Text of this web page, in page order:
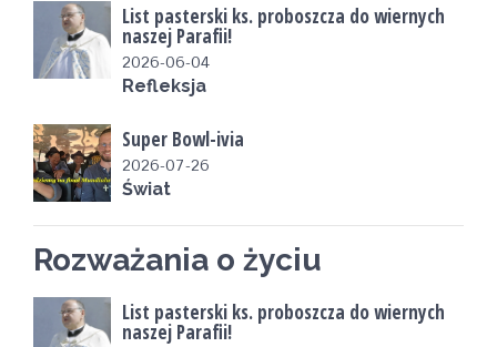
List pasterski ks. proboszcza do wiernych
naszej Parafii!
2026-06-04
Refleksja
Super Bowl-ivia
2026-07-26
Świat
Rozważania o życiu
List pasterski ks. proboszcza do wiernych
naszej Parafii!